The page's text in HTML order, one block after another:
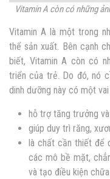
Vitamin A còn có những
Vitamin A là một trong
thể sản xuất. Bên cạnh
biết, Vitamin A còn có
triển của trẻ. Do đó, nó
dinh dưỡng này có một
hỗ trợ tăng trưởng
giúp duy trì răng,
là chất cần thiết để
các mô bề mặt,
và tạo điều kiện